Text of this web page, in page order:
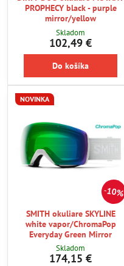
PROPHECY black - purple
mirror/yellow
Skladom
102,49 €
Do košíka
10%
NOVINKA
SMITH okuliare SKYLINE
white vapor/ChromaPop
Everyday Green Mirror
Skladom
174,15 €